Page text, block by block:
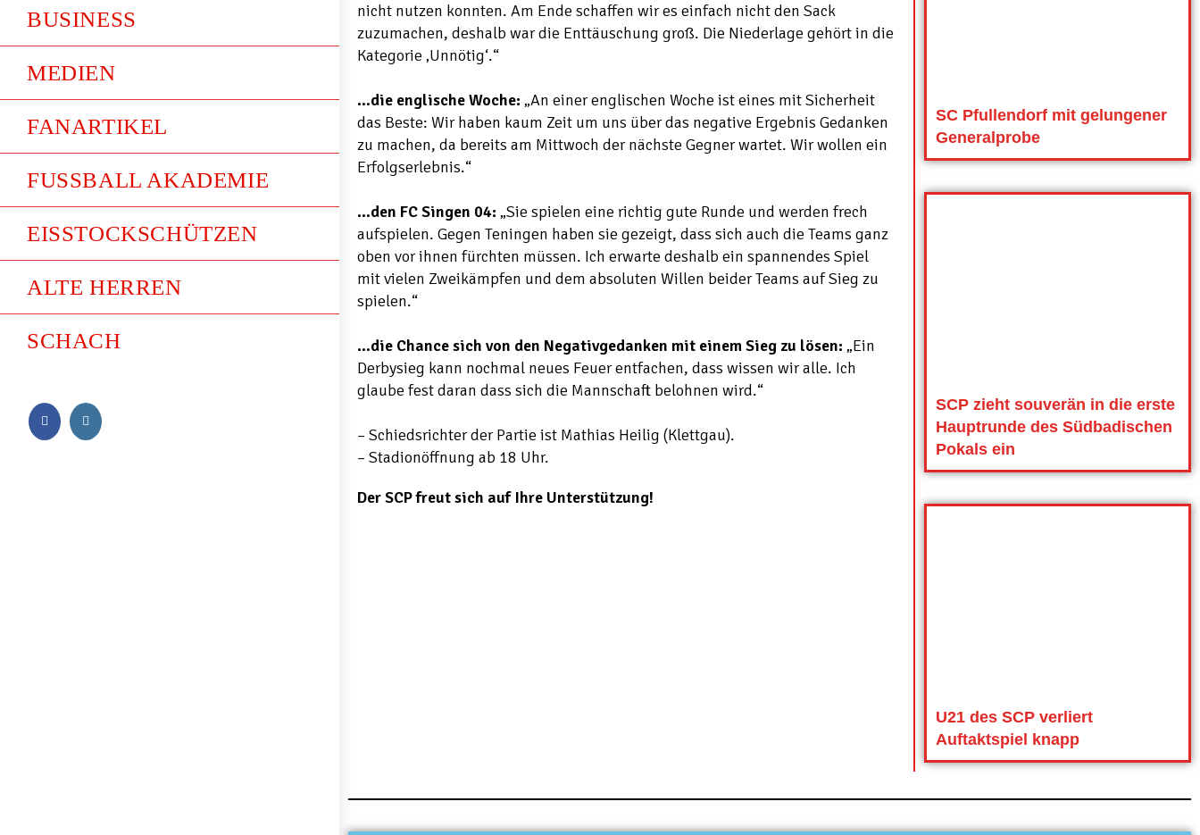
BUSINESS
MEDIEN
FANARTIKEL
FUSSBALL AKADEMIE
EISSTOCKSCHÜTZEN
ALTE HERREN
SCHACH
nicht nutzen konnten. Am Ende schaffen wir es einfach nicht den Sack
zuzumachen, deshalb war die Enttäuschung groß. Die Niederlage gehört in die
Kategorie ‚Unnötig‘.“
…die englische Woche: „An einer englischen Woche ist eines mit Sicherheit
das Beste: Wir haben kaum Zeit um uns über das negative Ergebnis Gedanken
zu machen, da bereits am Mittwoch der nächste Gegner wartet. Wir wollen ein
Erfolgserlebnis.“
…den FC Singen 04: „Sie spielen eine richtig gute Runde und werden frech
aufspielen. Gegen Teningen haben sie gezeigt, dass sich auch die Teams ganz
oben vor ihnen fürchten müssen. Ich erwarte deshalb ein spannendes Spiel
mit vielen Zweikämpfen und dem absoluten Willen beider Teams auf Sieg zu
spielen.“
…die Chance sich von den Negativgedanken mit einem Sieg zu lösen: „Ein
Derbysieg kann nochmal neues Feuer entfachen, dass wissen wir alle. Ich
glaube fest daran dass sich die Mannschaft belohnen wird.“
– Schiedsrichter der Partie ist Mathias Heilig (Klettgau).
– Stadionöffnung ab 18 Uhr.
Der SCP freut sich auf Ihre Unterstützung!
SC Pfullendorf mit gelungener
Generalprobe
SCP zieht souverän in die erste
Hauptrunde des Südbadischen
Pokals ein
U21 des SCP verliert
Auftaktspiel knapp